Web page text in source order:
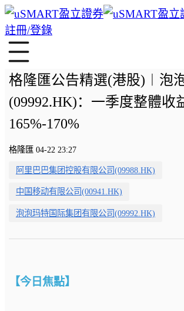
註冊/登錄
格隆匯公告精選(港股)︱泡
(09992.HK)：一季度整體收
165%-170%
格隆匯 04-22 23:27
阿里巴巴集团控股有限公司(09988.HK)
中国移动有限公司(00941.HK)
泡泡玛特国际集团有限公司(09992.HK)
【今日焦點】